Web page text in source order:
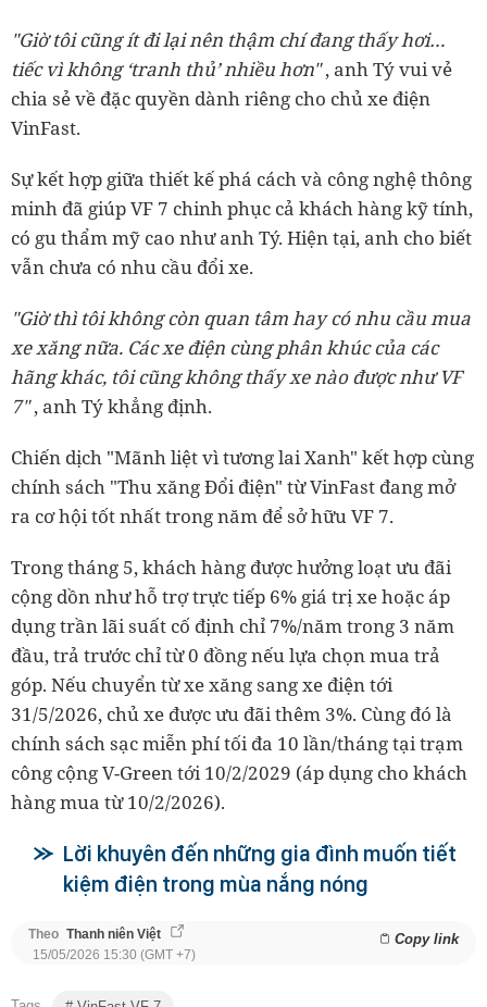
"Giờ tôi cũng ít đi lại nên thậm chí đang thấy hơi…
tiếc vì không ‘tranh thủ’ nhiều hơn", anh Tý vui vẻ
chia sẻ về đặc quyền dành riêng cho chủ xe điện
VinFast.
Sự kết hợp giữa thiết kế phá cách và công nghệ thông
minh đã giúp VF 7 chinh phục cả khách hàng kỹ tính,
có gu thẩm mỹ cao như anh Tý. Hiện tại, anh cho biết
vẫn chưa có nhu cầu đổi xe.
"Giờ thì tôi không còn quan tâm hay có nhu cầu mua
xe xăng nữa. Các xe điện cùng phân khúc của các
hãng khác, tôi cũng không thấy xe nào được như VF
7", anh Tý khẳng định.
Chiến dịch "Mãnh liệt vì tương lai Xanh" kết hợp cùng
chính sách "Thu xăng Đổi điện" từ VinFast đang mở
ra cơ hội tốt nhất trong năm để sở hữu VF 7.
Trong tháng 5, khách hàng được hưởng loạt ưu đãi
cộng dồn như hỗ trợ trực tiếp 6% giá trị xe hoặc áp
dụng trần lãi suất cố định chỉ 7%/năm trong 3 năm
đầu, trả trước chỉ từ 0 đồng nếu lựa chọn mua trả
góp. Nếu chuyển từ xe xăng sang xe điện tới
31/5/2026, chủ xe được ưu đãi thêm 3%. Cùng đó là
chính sách sạc miễn phí tối đa 10 lần/tháng tại trạm
công cộng V-Green tới 10/2/2029 (áp dụng cho khách
hàng mua từ 10/2/2026).
Lời khuyên đến những gia đình muốn tiết
kiệm điện trong mùa nắng nóng
Theo Thanh niên Việt Copy link
15/05/2026 15:30 (GMT +7)